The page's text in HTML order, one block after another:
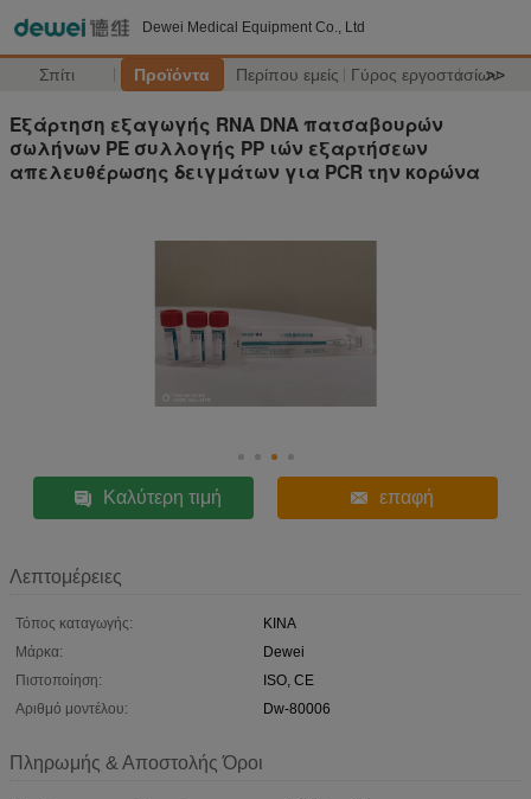
Dewei Medical Equipment Co., Ltd
Σπίτι Προϊόντα Περίπου εμείς Γύρος εργοστασίων
>>
Εξάρτηση εξαγωγής RNA DNA πατσαβουρών
σωλήνων PE συλλογής PP ιών εξαρτήσεων
απελευθέρωσης δειγμάτων για PCR την κορώνα
Καλύτερη τιμή επαφή
Λεπτομέρειες
Τόπος καταγωγής:
ΚΙΝΑ
Μάρκα:
Dewei
Πιστοποίηση:
ISO, CE
Αριθμό μοντέλου:
Dw-80006
Πληρωμής & Αποστολής Όροι